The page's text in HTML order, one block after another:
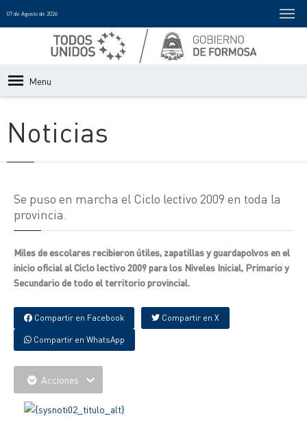
07 de Agosto de 2026
Menu
Noticias
Se puso en marcha el Ciclo lectivo 2009 en toda la
provincia.
Miles de escolares recibieron útiles, zapatillas y guardapolvos en el
inicio oficial al Ciclo lectivo 2009 para los Niveles Inicial, Primario y
Secundario de todo el territorio provincial.
Compartir en Facebook Compartir en X
Compartir en WhatsApp
Acciones